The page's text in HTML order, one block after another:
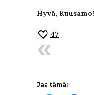
Hyvä, Kuusamo!
47
Jaa tämä: